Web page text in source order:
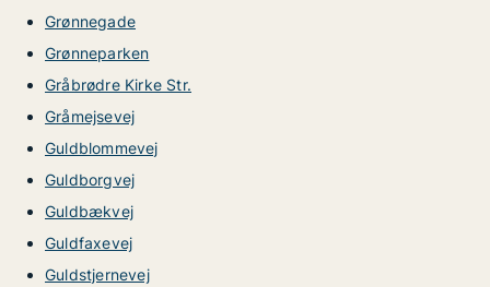
Grønnegade
Grønneparken
Gråbrødre Kirke Str.
Gråmejsevej
Guldblommevej
Guldborgvej
Guldbækvej
Guldfaxevej
Guldstjernevej